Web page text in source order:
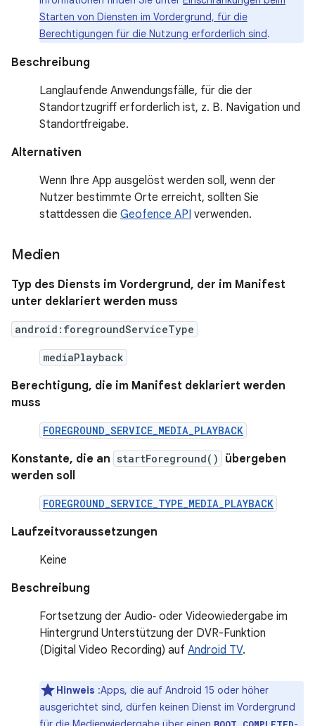
Starten von Diensten im Vordergrund, für die
Berechtigungen für die Nutzung erforderlich sind.
Beschreibung
Langlaufende Anwendungsfälle, für die der
Standortzugriff erforderlich ist, z. B. Navigation und
Standortfreigabe.
Alternativen
Wenn Ihre App ausgelöst werden soll, wenn der
Nutzer bestimmte Orte erreicht, sollten Sie
stattdessen die Geofence API verwenden.
Medien
Typ des Diensts im Vordergrund, der im Manifest
unter deklariert werden muss
android:foregroundServiceType
mediaPlayback
Berechtigung, die im Manifest deklariert werden
muss
FOREGROUND_SERVICE_MEDIA_PLAYBACK
Konstante, die an startForeground()
übergeben
werden soll
FOREGROUND_SERVICE_TYPE_MEDIA_PLAYBACK
Laufzeitvoraussetzungen
Keine
Beschreibung
Fortsetzung der Audio‑ oder Videowiedergabe im
Hintergrund Unterstützung der DVR-Funktion
(Digital Video Recording) auf Android TV.
Hinweis :Apps, die auf Android 15 oder höher
ausgerichtet sind, dürfen keinen Dienst im Vordergrund